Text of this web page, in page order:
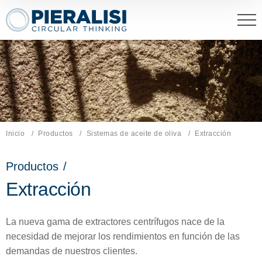
Pieralisi Maip Spa
Inicio Productos Sistemas de aceite de oliva Página actual:
Extracción
Productos /
Extracción
La nueva gama de extractores centrífugos nace de la
necesidad de mejorar los rendimientos en función de las
demandas de nuestros clientes.